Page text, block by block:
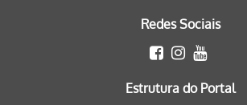
Redes Sociais
Estrutura do Portal